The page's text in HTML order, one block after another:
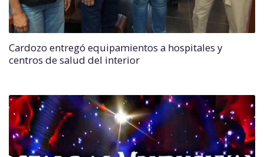
Cardozo entregó equipamientos a hospitales y
centros de salud del interior